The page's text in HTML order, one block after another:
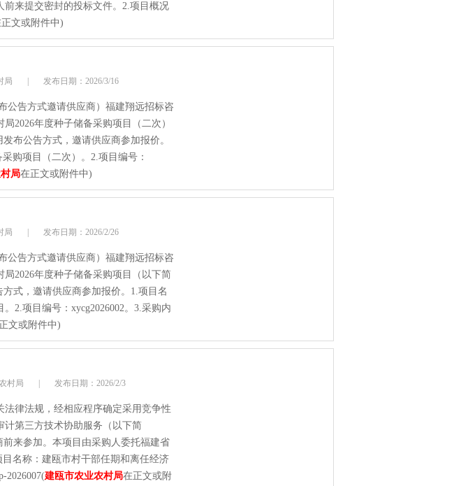
来提交密封的投标文件。2.项目概况
文或附件中)
局 发布日期：2026/3/16
公告方式邀请供应商）福建翔远招标咨
2026年度种子储备采购项目（二次）
布公告方式，邀请供应商参加报价。
购项目（二次）。2.项目编号：
局在正文或附件中)
局 发布日期：2026/2/26
公告方式邀请供应商）福建翔远招标咨
2026年度种子储备采购项目（以下简
式，邀请供应商参加报价。1.项目名
2.项目编号：xycg2026002。3.采购内
文或附件中)
村局 发布日期：2026/2/3
律法规，经相应程序确定采用竞争性
计第三方技术协助服务（以下简
来参加。本项目由采购人委托福建省
名称：建瓯市村干部任期和离任经济
2026007(建瓯市农业农村局在正文或附